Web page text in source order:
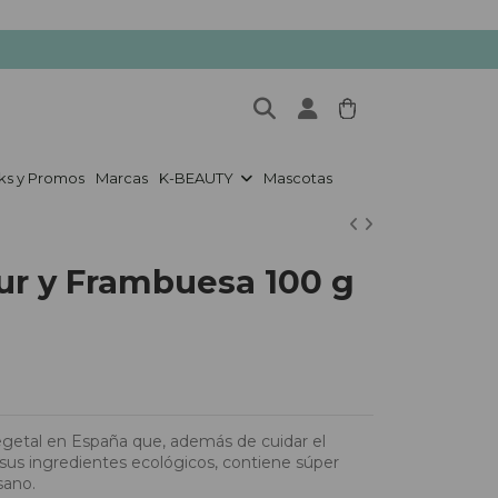
y Promos Marcas K-BEAUTY Mascotas
y Frambuesa 100 g
en España que, además de cuidar el
ingredientes ecológicos, contiene súper